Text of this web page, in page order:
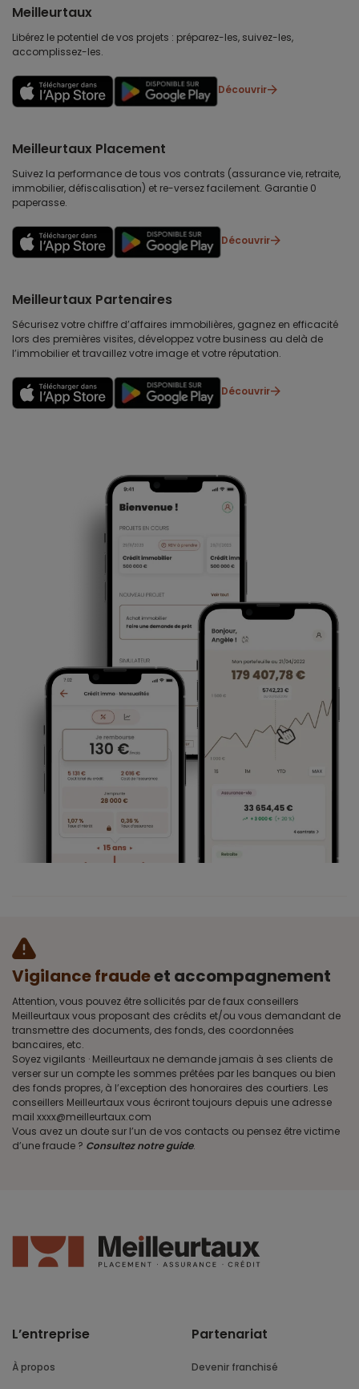
Meilleurtaux
Libérez le potentiel de vos projets : préparez-les, suivez-les,
accomplissez-les.
Découvrir
Meilleurtaux Placement
Suivez la performance de tous vos contrats (assurance vie, retraite,
immobilier, défiscalisation) et re-versez facilement. Garantie 0
paperasse.
Découvrir
Meilleurtaux Partenaires
Sécurisez votre chiffre d’affaires immobilières, gagnez en efficacité
lors des premières visites, développez votre business au delà de
l’immobilier et travaillez votre image et votre réputation.
Découvrir
Vigilance fraudeet accompagnement
Attention, vous pouvez être sollicités par de faux conseillers
Meilleurtaux vous proposant des crédits et/ou vous demandant de
transmettre des documents, des fonds, des coordonnées
bancaires, etc.
Soyez vigilants · Meilleurtaux ne demande jamais à ses clients de
verser sur un compte les sommes prêtées par les banques ou bien
des fonds propres, à l’exception des honoraires des courtiers. Les
conseillers Meilleurtaux vous écriront toujours depuis une adresse
mail xxxx@meilleurtaux.com
Vous avez un doute sur l’un de vos contacts ou pensez être victime
d’une fraude ? Consultez notre guide.
L’entreprise
À propos
Partenariat
Devenir franchisé